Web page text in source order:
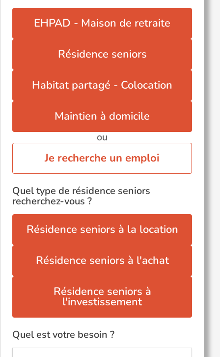
EHPAD - Maison de retraite
Résidence seniors
Habitat partagé - Colocation
Maintien à domicile
ou
Je recherche un emploi
Quel type de résidence seniors
recherchez-vous ?
Résidence seniors à la location
Résidence seniors à l'achat
Résidence seniors à
l'investissement
Quel est votre besoin ?